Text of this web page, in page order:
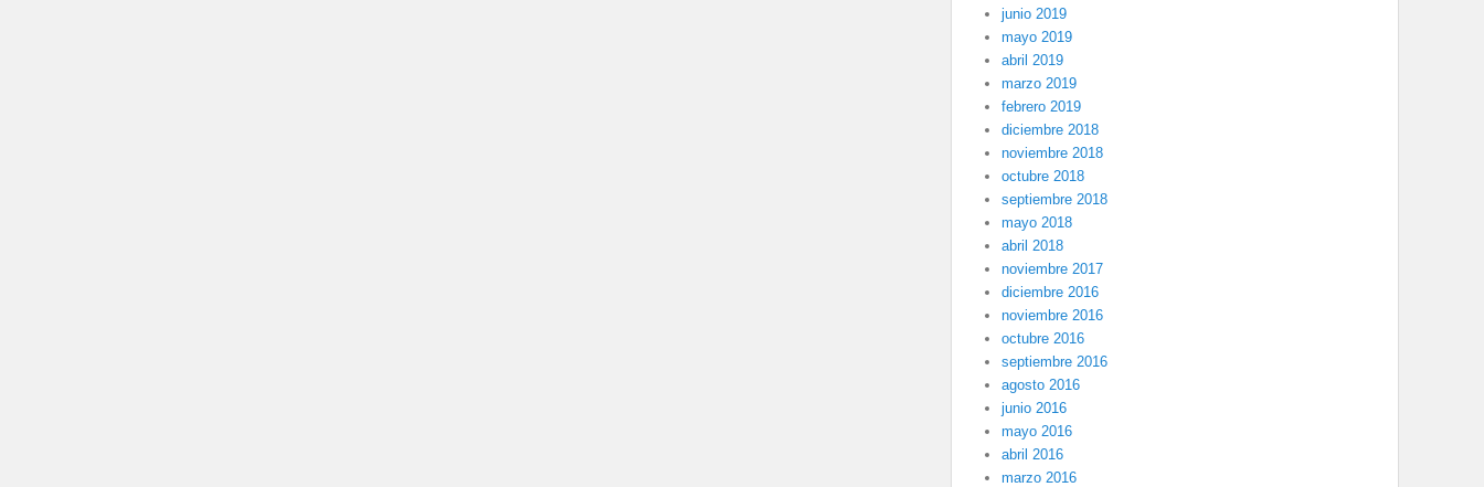
junio 2019
mayo 2019
abril 2019
marzo 2019
febrero 2019
diciembre 2018
noviembre 2018
octubre 2018
septiembre 2018
mayo 2018
abril 2018
noviembre 2017
diciembre 2016
noviembre 2016
octubre 2016
septiembre 2016
agosto 2016
junio 2016
mayo 2016
abril 2016
marzo 2016